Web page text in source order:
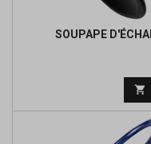
SOUPAPE
